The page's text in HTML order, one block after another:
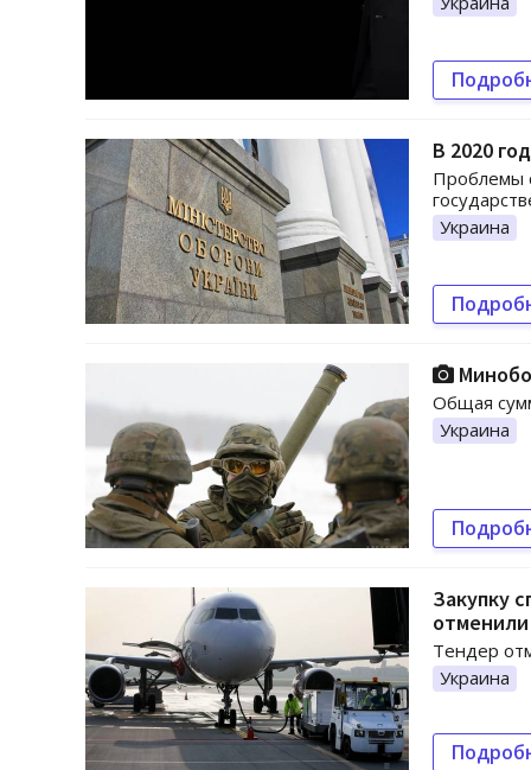
В 2020
Проблемы
Украина
Общая
Украина
Закупку
отменили
Тендер
Украина